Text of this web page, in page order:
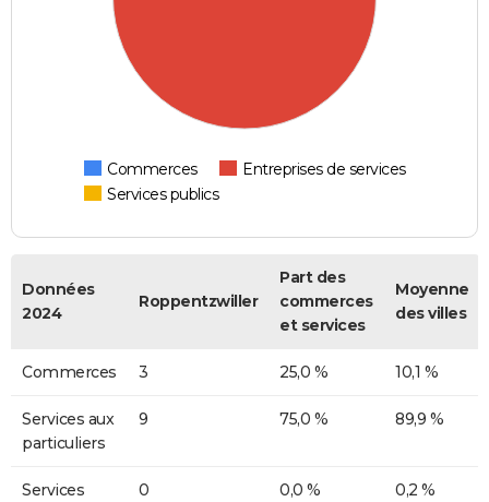
Commerces
Entreprises de services
Services publics
Données
2024
Roppentzwiller
Part des
commerces
et services
Moyenne
des villes
Commerces 3 25,0 % 10,1 %
Services aux
particuliers
9 75,0 % 89,9 %
Services
0 0,0 % 0,2 %